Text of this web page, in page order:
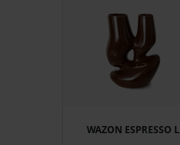
WAZON ESPRESSO L